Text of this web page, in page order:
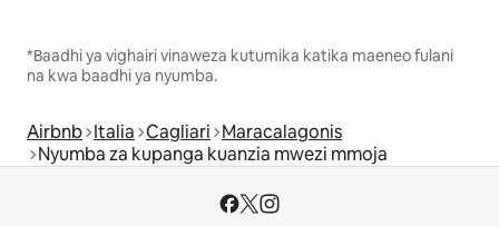
*Baadhi ya vighairi vinaweza kutumika katika maeneo fulani
na kwa baadhi ya nyumba.
Airbnb Italia Cagliari Maracalagonis
Nyumba za kupanga kuanzia mwezi mmoja